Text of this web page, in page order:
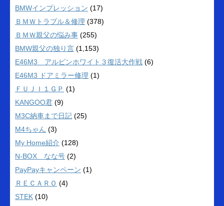
BMWインプレッション (17)
ＢＭＷトラブル＆修理 (378)
ＢＭＷ親父の悩み事 (255)
BMW親父の独り言 (1,153)
E46M3 アルピンホワイト３復活大作戦 (6)
E46M3 ドアミラー修理 (1)
ＦＵＪＩ１ＧＰ (1)
KANGOO君 (9)
M3C納車まで日記 (25)
M4ちゃん (3)
My Home紹介 (128)
N-BOX なな号 (2)
PayPayキャンペーン (1)
ＲＥＣＡＲＯ (4)
STEK (10)